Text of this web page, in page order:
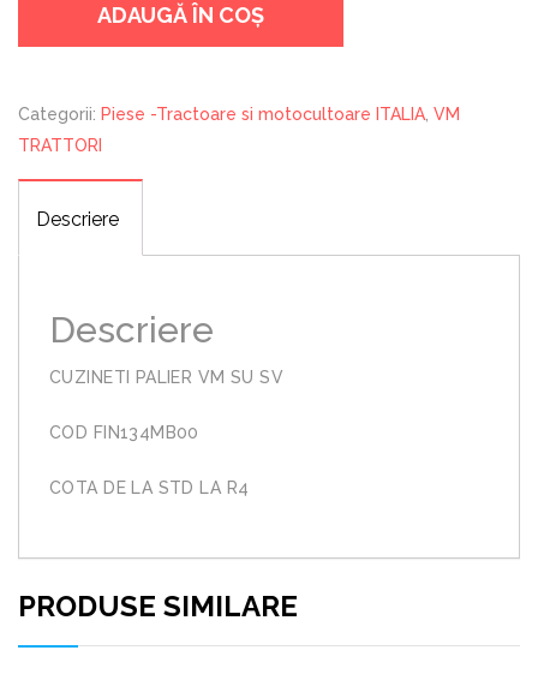
SU
ADAUGĂ ÎN COȘ
Categorii: Piese -Tractoare si motocultoare ITALIA VM
TRATTORI
Descriere
Descriere
CUZINETI PALIER VM SU SV
COD FIN134MB00
COTA DE LA STD LA R4
PRODUSE SIMILARE